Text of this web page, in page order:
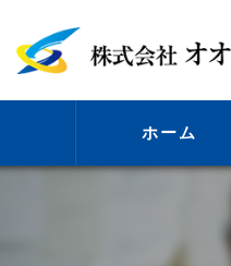
ホーム